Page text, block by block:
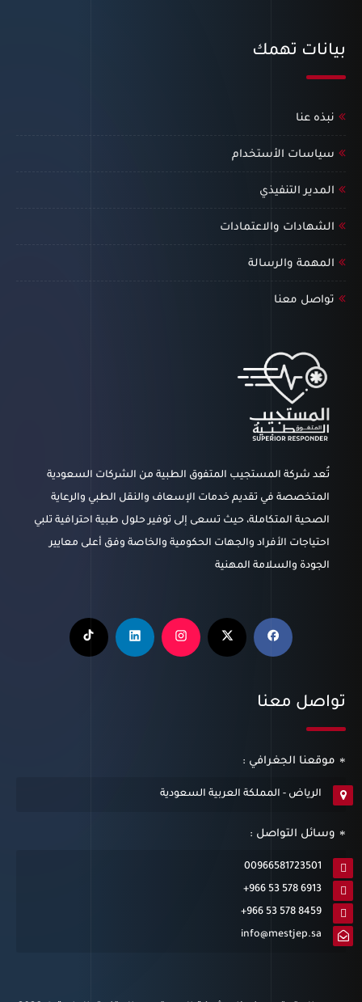
بيانات تهمك
نبذه عنا
سياسات الأستخدام
المدير التنفيذي
الشهادات والاعتمادات
المهمة والرسالة
تواصل معنا
تُعد شركة المستجيب المتفوق الطبية من الشركات السعودية
المتخصصة في تقديم خدمات الإسعاف والنقل الطبي والرعاية
الصحية المتكاملة، حيث تسعى إلى توفير حلول طبية احترافية تلبي
احتياجات الأفراد والجهات الحكومية والخاصة وفق أعلى معايير
الجودة والسلامة المهنية
تواصل معنا
موقعنا الجغرافي :
الرياض - المملكة العربية السعودية
وسائل التواصل :
00966581723501
+966 53 578 6913
+966 53 578 8459
info@mestjep.sa